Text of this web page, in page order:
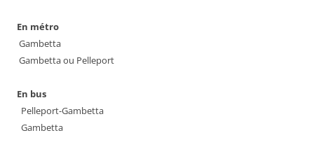
En métro
Gambetta
Gambetta ou Pelleport
En bus
Pelleport-Gambetta
Gambetta